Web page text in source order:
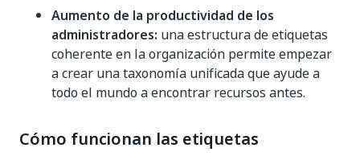
Aumento de la productividad de los
administradores: una estructura de etiquetas
coherente en la organización permite empezar
a crear una taxonomía unificada que ayude a
todo el mundo a encontrar recursos antes.
Cómo funcionan las etiquetas